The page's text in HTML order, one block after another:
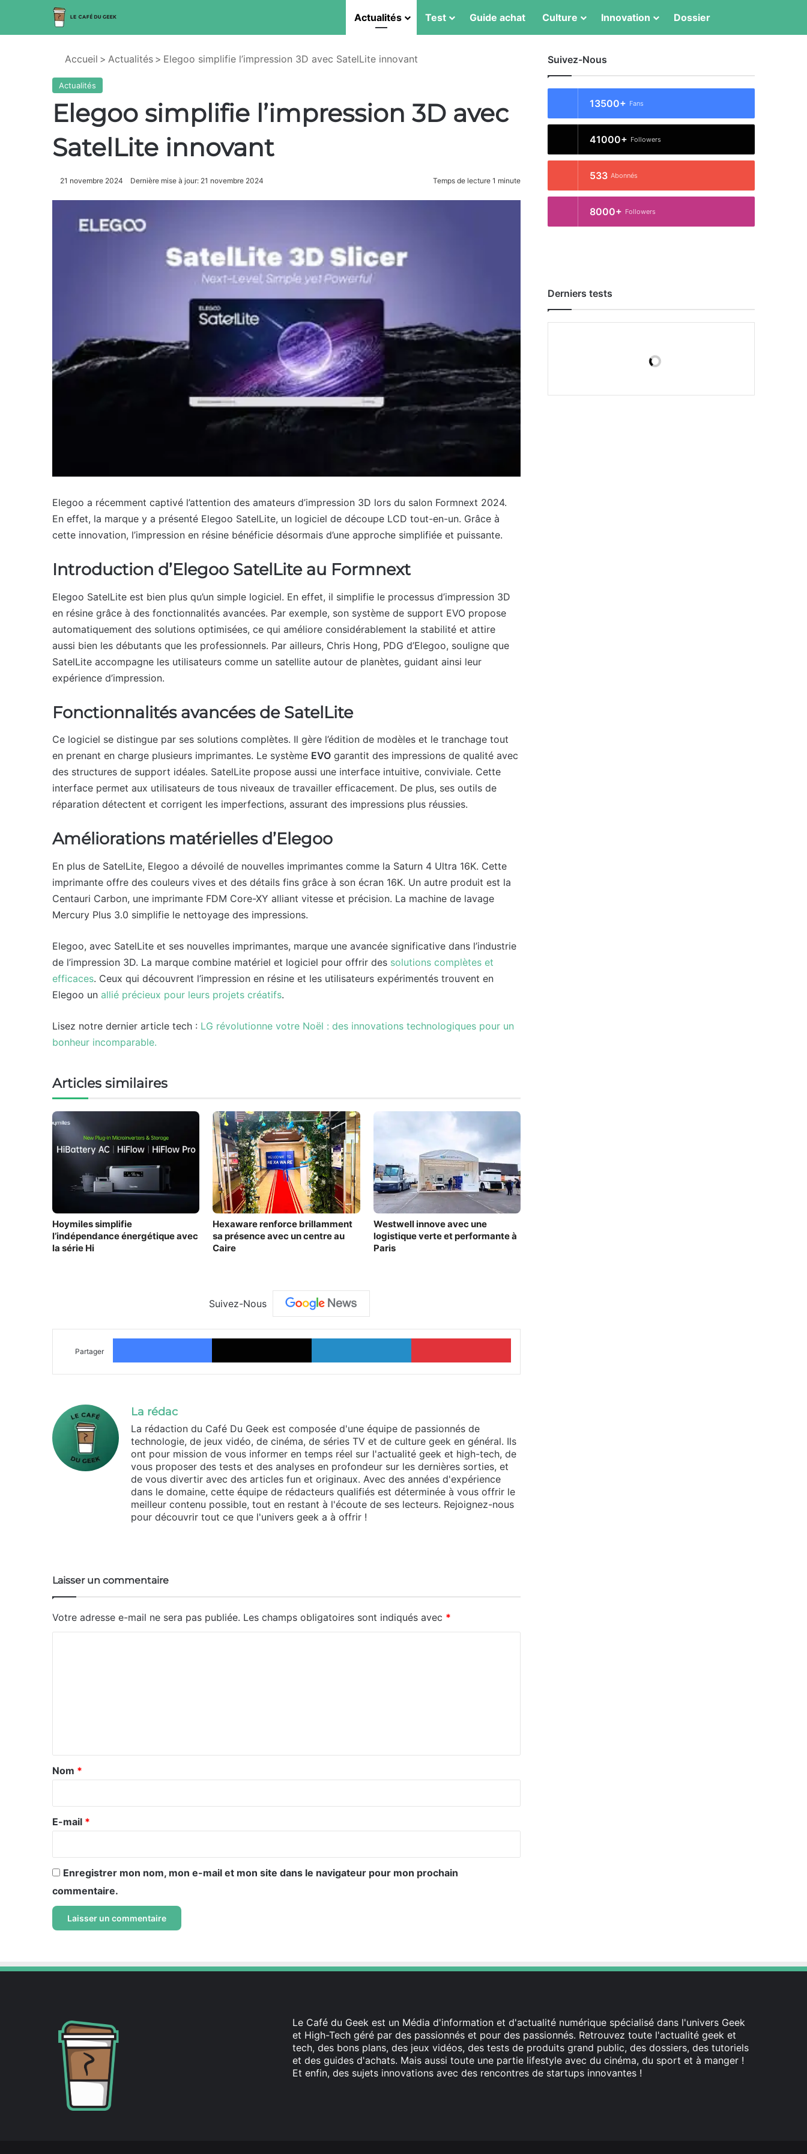
Actualités Test Guide achat Culture Innovation Dossier
Accueil > Actualités > Elegoo simplifie l’impression 3D avec SatelLite innovant
Actualités
Elegoo simplifie l’impression 3D avec
SatelLite innovant
21 novembre 2024 Dernière mise à jour: 21 novembre 2024 Temps de lecture 1 minute
Elegoo a récemment captivé l’attention des amateurs d’impression 3D lors du salon Formnext 2024.
En effet, la marque y a présenté Elegoo SatelLite, un logiciel de découpe LCD tout-en-un. Grâce à
cette innovation, l’impression en résine bénéficie désormais d’une approche simplifiée et puissante.
Introduction d’Elegoo SatelLite au Formnext
Elegoo SatelLite est bien plus qu’un simple logiciel. En effet, il simplifie le processus d’impression 3D
en résine grâce à des fonctionnalités avancées. Par exemple, son système de support EVO propose
automatiquement des solutions optimisées, ce qui améliore considérablement la stabilité et attire
aussi bien les débutants que les professionnels. Par ailleurs, Chris Hong, PDG d’Elegoo, souligne que
SatelLite accompagne les utilisateurs comme un satellite autour de planètes, guidant ainsi leur
expérience d’impression.
Fonctionnalités avancées de SatelLite
Ce logiciel se distingue par ses solutions complètes. Il gère l’édition de modèles et le tranchage tout
en prenant en charge plusieurs imprimantes. Le système EVO garantit des impressions de qualité avec
des structures de support idéales. SatelLite propose aussi une interface intuitive, conviviale. Cette
interface permet aux utilisateurs de tous niveaux de travailler efficacement. De plus, ses outils de
réparation détectent et corrigent les imperfections, assurant des impressions plus réussies.
Améliorations matérielles d’Elegoo
En plus de SatelLite, Elegoo a dévoilé de nouvelles imprimantes comme la Saturn 4 Ultra 16K. Cette
imprimante offre des couleurs vives et des détails fins grâce à son écran 16K. Un autre produit est la
Centauri Carbon, une imprimante FDM Core-XY alliant vitesse et précision. La machine de lavage
Mercury Plus 3.0 simplifie le nettoyage des impressions.
Elegoo, avec SatelLite et ses nouvelles imprimantes, marque une avancée significative dans l’industrie
de l’impression 3D. La marque combine matériel et logiciel pour offrir des solutions complètes et
efficaces. Ceux qui découvrent l’impression en résine et les utilisateurs expérimentés trouvent en
Elegoo un allié précieux pour leurs projets créatifs.
Lisez notre dernier article tech : LG révolutionne votre Noël : des innovations technologiques pour un
bonheur incomparable.
Articles similaires
Hoymiles simplifie
l’indépendance énergétique avec
la série Hi
Hexaware renforce brillamment
sa présence avec un centre au
Caire
Westwell innove avec une
logistique verte et performante à
Paris
Suivez-Nous
Partager
Facebook X Linkedin Pinterest
La rédac
La rédaction du Café Du Geek est composée d'une équipe de passionnés de
technologie, de jeux vidéo, de cinéma, de séries TV et de culture geek en général. Ils
ont pour mission de vous informer en temps réel sur l'actualité geek et high-tech, de
vous proposer des tests et des analyses en profondeur sur les dernières sorties, et
de vous divertir avec des articles fun et originaux. Avec des années d'expérience
dans le domaine, cette équipe de rédacteurs qualifiés est déterminée à vous offrir le
meilleur contenu possible, tout en restant à l'écoute de ses lecteurs. Rejoignez-nous
pour découvrir tout ce que l'univers geek a à offrir !
Laisser un commentaire
Votre adresse e-mail ne sera pas publiée. Les champs obligatoires sont indiqués avec *
a
e
Nom *
E-mail *
Enregistrer mon nom, mon e-mail et mon site dans le navigateur pour mon prochain
commentaire.
Suivez-Nous
13500+ Fans
41000+ Followers
533 Abonnés
8000+ Followers
Derniers tests
Le Café du Geek est un Média d'information et d'actualité numérique spécialisé dans l'univers Geek
et High-Tech géré par des passionnés et pour des passionnés. Retrouvez toute l'actualité geek et
tech, des bons plans, des jeux vidéos, des tests de produits grand public, des dossiers, des tutoriels
et des guides d'achats. Mais aussi toute une partie lifestyle avec du cinéma, du sport et à manger !
Et enfin, des sujets innovations avec des rencontres de startups innovantes !